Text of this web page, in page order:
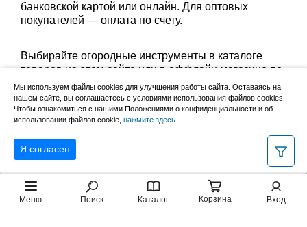
Меню Поиск Каталог Корзина Вход
банковской картой или онлайн. Для оптовых
покупателей — оплата по счету.
Выбирайте огородные инструменты в каталоге
товаров на этом сайте или в оффлайн магазине по
адресу: Великий Новгород, Сырковское шоссе, 8а
(по будням с 9:00 до 17:00, в субботу с 9:00 до
13:00). Забрать заказ можно лично в пункте выдачи
или оформить доставку до дома.
Мы используем файлы cookies для улучшения работы сайта. Оставаясь на
нашем сайте, вы соглашаетесь с условиями использования файлов cookies.
Чтобы ознакомиться с нашими Положениями о конфиденциальности и об
использовании файлов cookie, нажмите здесь
Я согласен